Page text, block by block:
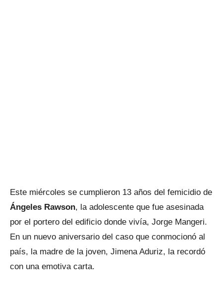
Este miércoles se cumplieron 13 años del femicidio de
Ángeles Rawson, la adolescente que fue asesinada
por el portero del edificio donde vivía, Jorge Mangeri.
En un nuevo aniversario del caso que conmocionó al
país, la madre de la joven, Jimena Aduriz, la recordó
con una emotiva carta.